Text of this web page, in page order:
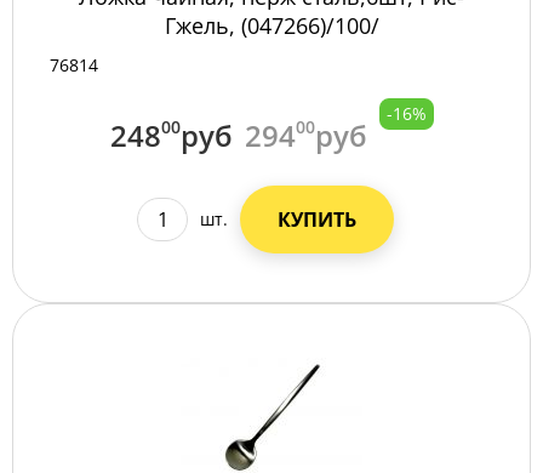
Гжель, (047266)/100/
76814
24800руб 29400руб
-16%
шт. КУПИТЬ